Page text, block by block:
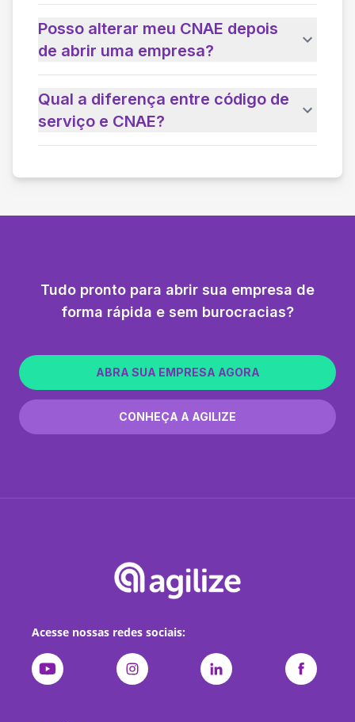
Posso alterar meu CNAE depois
de abrir uma empresa?
Qual a diferença entre código de
serviço e CNAE?
Tudo pronto para abrir sua empresa de
forma rápida e sem burocracias?
ABRA SUA EMPRESA AGORA
CONHEÇA A AGILIZE
Acesse nossas redes sociais: